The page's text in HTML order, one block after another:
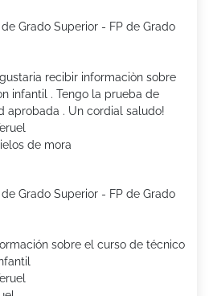
Grado Superior - FP de Grado
recibir informaciòn sobre
infantil . Tengo la prueba de
aprobada . Un cordial saludo!
de mora
Grado Superior - FP de Grado
sobre el curso de técnico